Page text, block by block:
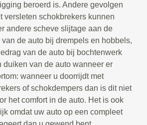
beroerd is. Andere gevolgen
versleten schokbrekers kunnen
andere scheve slijtage aan de
van de auto bij drempels en hobbels,
van de auto bij bochtenwerk
duiken van de auto wanneer er
wanneer u doorrijdt met
of schokdempers dan is dit niet
het comfort in de auto. Het is ook
omdat uw auto op een compleet